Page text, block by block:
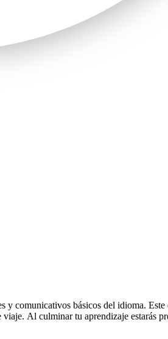
y comunicativos básicos del idioma.
Al culminar tu aprendizaje estarás